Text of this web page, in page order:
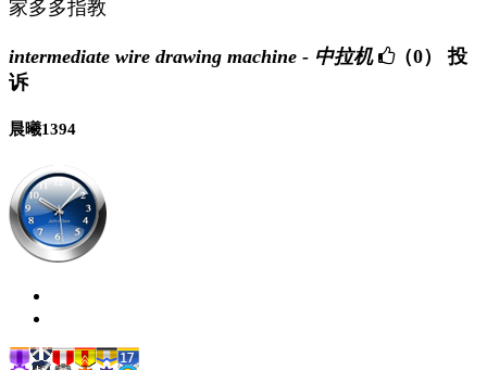
家多多指教
intermediate wire drawing machine - 中拉机 （0）
投
诉
晨曦1394